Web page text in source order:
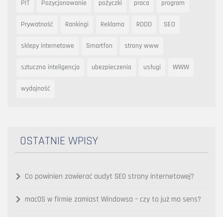
PIT Pozycjonowanie pożyczki praca program
Prywatność Rankingi Reklama RODO SEO
sklepy internetowe Smartfon strony www
sztuczna inteligencja ubezpieczenia usługi WWW
wydajność
OSTATNIE WPISY
Co powinien zawierać audyt SEO strony internetowej?
macOS w firmie zamiast Windowsa – czy to już ma sens?